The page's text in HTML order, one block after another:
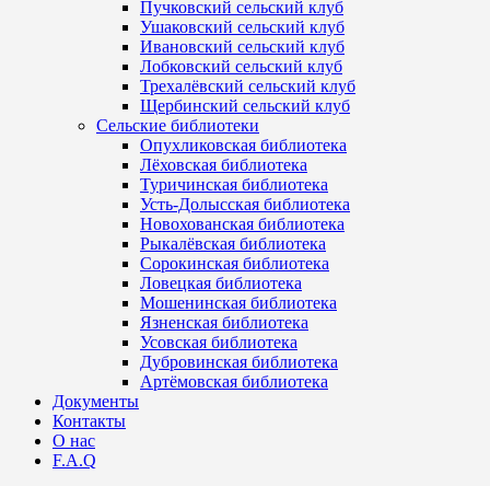
Пучковский сельский клуб
Ушаковский сельский клуб
Ивановский сельский клуб
Лобковский сельский клуб
Трехалёвский сельский клуб
Щербинский сельский клуб
Сельские библиотеки
Опухликовская библиотека
Лёховская библиотека
Туричинская библиотека
Усть-Долысская библиотека
Новохованская библиотека
Рыкалёвская библиотека
Сорокинская библиотека
Ловецкая библиотека
Мошенинская библиотека
Язненская библиотека
Усовская библиотека
Дубровинская библиотека
Артёмовская библиотека
Документы
Контакты
О нас
F.A.Q